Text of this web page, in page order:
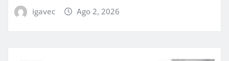
igavec Ago 2, 2026